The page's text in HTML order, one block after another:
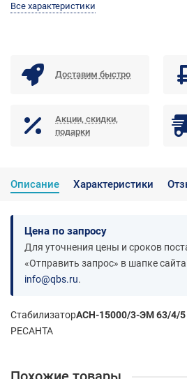
Все характеристики
Доставим быстро
Акции, скидки,
подарки
Описание Характеристики
Цена по запросу
Для уточнения цены и сроков
«Отправить запрос» в шапке
info@qbs.ru.
СтабилизаторACH-15000/3-ЭМ 63/4/5
РЕСАНТА